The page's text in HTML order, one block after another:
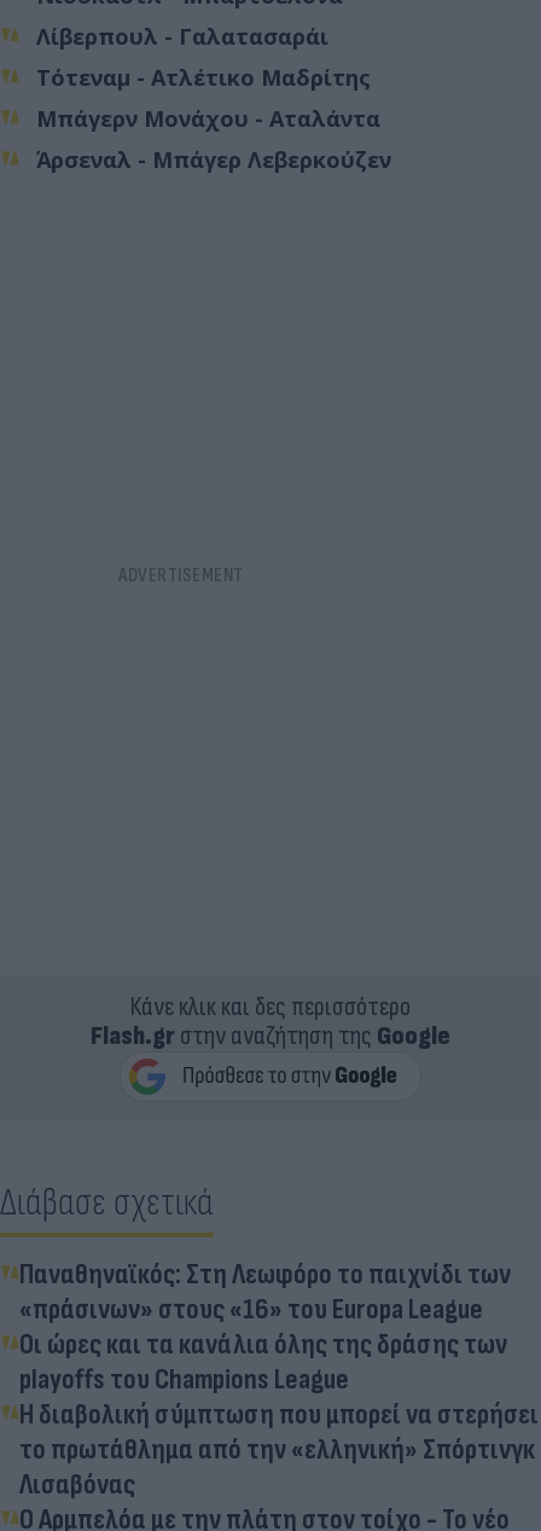
Λίβερπουλ - Γαλατασαράι
Τότεναμ - Ατλέτικο Μαδρίτης
Μπάγερν Μονάχου - Αταλάντα
Άρσεναλ - Μπάγερ Λεβερκούζεν
Κάνε κλικ και δες περισσότερο
Flash.grστην αναζήτηση της Google
Διάβασε σχετικά
Παναθηναϊκός: Στη Λεωφόρο το παιχνίδι των
«πράσινων» στους «16» του Europa League
Οι ώρες και τα κανάλια όλης της δράσης των
playoffs του Champions League
Η διαβολική σύμπτωση που μπορεί να στερήσει
το πρωτάθλημα από την «ελληνική» Σπόρτινγκ
Λισαβόνας
Ο Αρμπελόα με την πλάτη στον τοίχο - Το νέο